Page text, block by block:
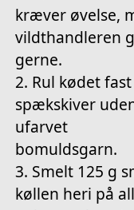
kræver øvelse,
vildthandleren
gerne.
2. Rul kødet
spækskiver
ufarvet
bomuldsgarn.
3. Smelt 125 g
køllen heri på